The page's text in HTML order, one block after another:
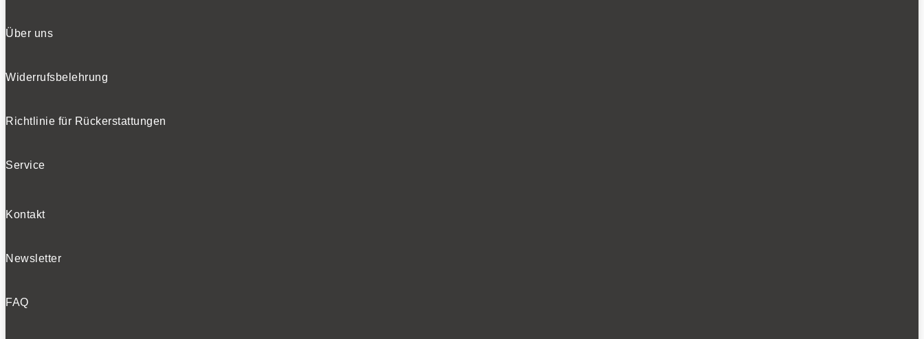
Über uns
Widerrufsbelehrung
Richtlinie für Rückerstattungen
Service
Kontakt
Newsletter
FAQ